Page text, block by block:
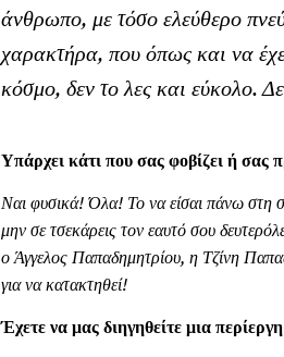
άνθρωπο, με τόσο ελεύθερο
χαρακτήρα, που όπως και να
κόσμο, δεν το λες και εύκολο.
Υπάρχει κάτι που σας φοβίζει ή
Ναι φυσικά! Όλα! Το να είσαι πάνω στη
μην σε τσεκάρεις τον εαυτό σου
ο Άγγελος Παπαδημητρίου, η Τζίνη
για να κατακτηθεί!
Έχετε να μας διηγηθείτε μια